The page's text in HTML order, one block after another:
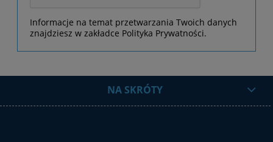
Informacje na temat przetwarzania Twoich danych
znajdziesz w zakładce Polityka Prywatności.
NA SKRÓTY